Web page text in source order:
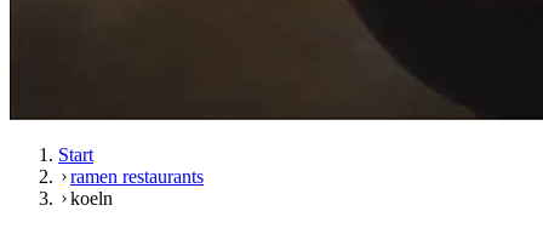
Start
ramen restaurants
koeln